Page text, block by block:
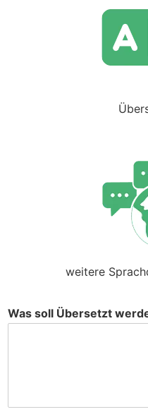
weitere
Was soll Übersetzt